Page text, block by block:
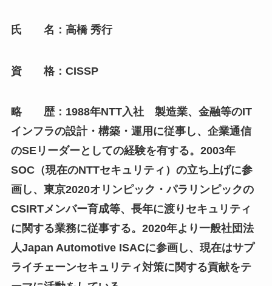
氏 名：高橋 秀行
資 格：CISSP
略 歴：1988年NTT入社 製造業、金融等のIT
インフラの設計・構築・運用に従事し、企業通信
のSEリーダーとしての経験を有する。2003年
SOC（現在のNTTセキュリティ）の立ち上げに参
画し、東京2020オリンピック・パラリンピックの
CSIRTメンバー育成等、長年に渡りセキュリティ
に関する業務に従事する。2020年より一般社団法
人Japan Automotive ISACに参画し、現在はサプ
ライチェーンセキュリティ対策に関する貢献をテ